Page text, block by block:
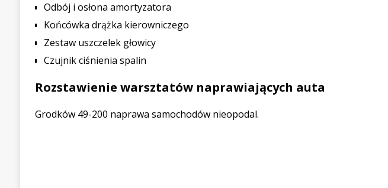
Odbój i osłona amortyzatora
Końcówka drążka kierowniczego
Zestaw uszczelek głowicy
Czujnik ciśnienia spalin
Rozstawienie warsztatów naprawiających auta
Grodków 49-200 naprawa samochodów nieopodal.